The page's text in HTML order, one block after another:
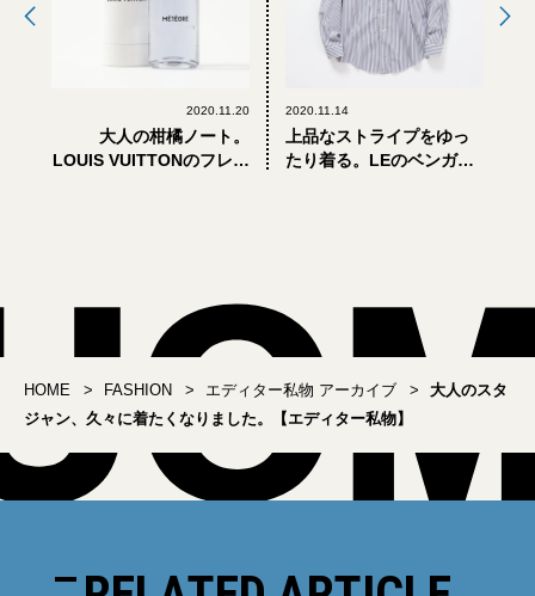
2020.11.20
大人の柑橘ノート。
LOUIS VUITTONのフレグ
2020.11.14
上品なストライプをゆっ
たり着る。LEのベンガル
HOME FASHION エディター私物 アーカイブ
大人のスタ
ジャン、久々に着たくなりました。【エディター私物】